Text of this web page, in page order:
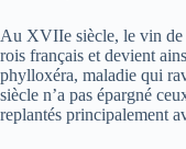
Au XVIIe siècle, le vin de
rois français et devient
phylloxéra, maladie qui
siècle n’a pas épargné
replantés principalement